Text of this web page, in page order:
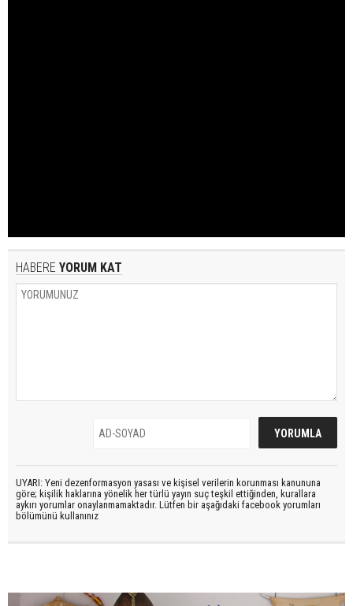
HABERE YORUM KAT
UYARI: Yeni dezenformasyon yasası ve kişisel verilerin korunması kanununa
göre; kişilik haklarına yönelik her türlü yayın suç teşkil ettiğinden, kurallara
aykırı yorumlar onaylanmamaktadır. Lütfen bir aşağıdaki facebook yorumları
bölümünü kullanınız